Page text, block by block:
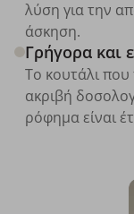
λύση για την
άσκηση.
Γρήγορα και
Το κουτάλι που
ακριβή
ρόφημα είναι